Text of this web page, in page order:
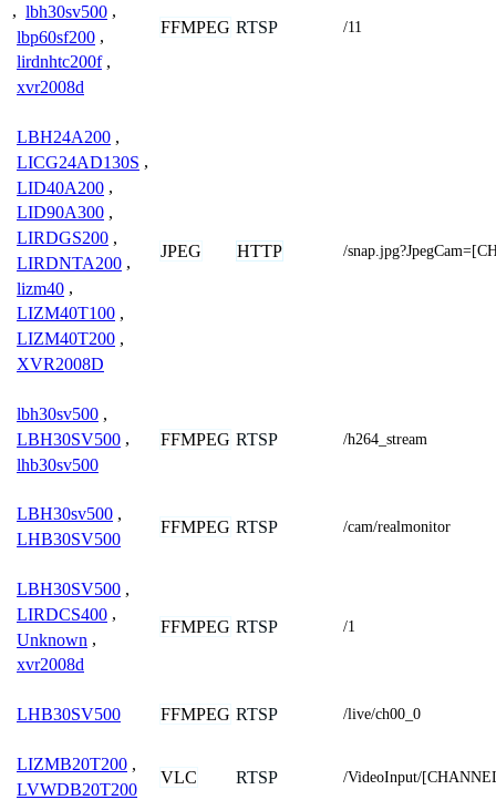
, lbh30sv500 ,
lbp60sf200 ,
lirdnhtc200f ,
xvr2008d
FFMPEG RTSP /11
LBH24A200 ,
LICG24AD130S ,
LID40A200 ,
LID90A300 ,
LIRDGS200 ,
LIRDNTA200 ,
lizm40 ,
LIZM40T100 ,
LIZM40T200 ,
XVR2008D
JPEG HTTP /
lbh30sv500 ,
LBH30SV500 ,
lhb30sv500
FFMPEG RTSP /h264_stream
LBH30sv500 ,
LHB30SV500
FFMPEG RTSP /cam/realmonitor
LBH30SV500 ,
LIRDCS400 ,
Unknown ,
xvr2008d
FFMPEG RTSP /1
LHB30SV500 FFMPEG RTSP /live/ch00_0
LIZMB20T200 ,
LVWDB20T200
VLC RTSP /VideoInput/